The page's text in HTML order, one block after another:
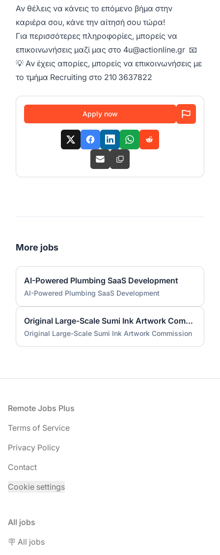
Αν θέλεις να κάνεις το επόμενο βήμα στην
καριέρα σου, κάνε την αίτησή σου τώρα!
Για περισσότερες πληροφορίες, μπορείς να
επικοινωνήσεις μαζί μας στο 4u@actionline.gr 📧
💡 Αν έχεις απορίες, μπορείς να επικοινωνήσεις με
το τμήμα Recruiting στο 210 3637822
Apply now
More jobs
AI-Powered Plumbing SaaS Development
AI-Powered Plumbing SaaS Development
Original Large-Scale Sumi Ink Artwork Commission
Original Large-Scale Sumi Ink Artwork Commission
Footer
Remote Jobs Plus
Terms of Service
Privacy Policy
Contact
Cookie settings
All jobs
🪧 All jobs